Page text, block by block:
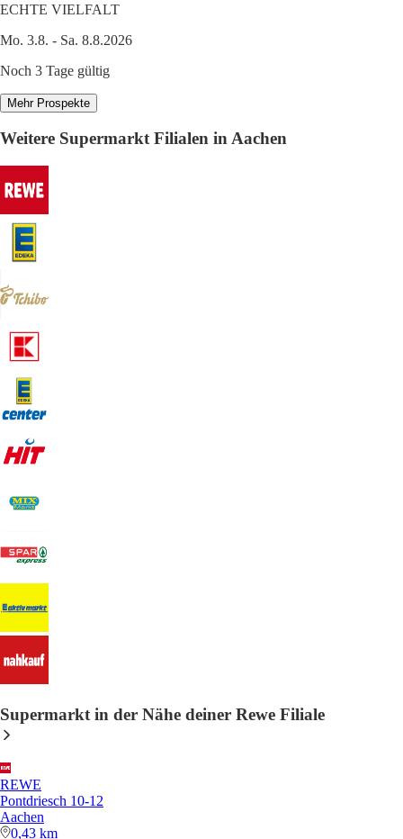
ECHTE VIELFALT
Mo. 3.8. - Sa. 8.8.2026
Noch 3 Tage gültig
Mehr Prospekte
Weitere Supermarkt Filialen in Aachen
Supermarkt in der Nähe deiner Rewe Filiale
REWE
Pontdriesch 10-12
Aachen
0,43 km